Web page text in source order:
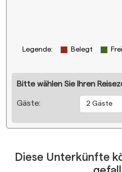
Legende: Belegt Frei
Bitte wählen Sie Ihren
Gäste: 2 Gäste
Diese Unterkünfte